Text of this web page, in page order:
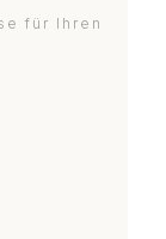
für Ihren